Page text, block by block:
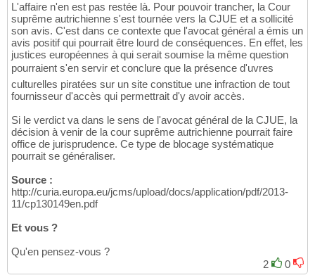
L'affaire n'en est pas restée là. Pour pouvoir trancher, la Cour
suprême autrichienne s'est tournée vers la CJUE et a sollicité
son avis. C'est dans ce contexte que l'avocat général a émis un
avis positif qui pourrait être lourd de conséquences. En effet, les
justices européennes à qui serait soumise la même question
pourraient s'en servir et conclure que la présence d'uvres
culturelles piratées sur un site constitue une infraction de tout
fournisseur d'accès qui permettrait d'y avoir accès.
Si le verdict va dans le sens de l'avocat général de la CJUE, la
décision à venir de la cour suprême autrichienne pourrait faire
office de jurisprudence. Ce type de blocage systématique
pourrait se généraliser.
Source :
http://curia.europa.eu/jcms/upload/docs/application/pdf/2013-
11/cp130149en.pdf
Et vous ?
Qu'en pensez-vous ?
2
0